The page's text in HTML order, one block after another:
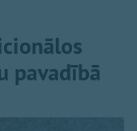
pavadībā